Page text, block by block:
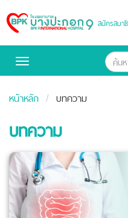
Bangpakok
Hospital
สมัครสมา
Toggle
หน้าหลัก บทความ
บทความ